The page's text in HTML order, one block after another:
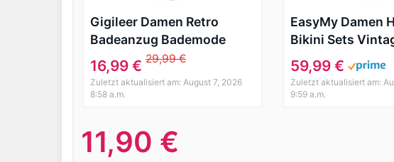
Gigileer Damen Retro
Badeanzug Bademode
Bikini Set hohe Teillen gelb
& gruen L
16,99 € 29,99 €
Zuletzt aktualisiert am: August 7, 2026
8:58 a.m.
EasyMy Damen
Bikini Sets
Bademode,
42-44Tag Size
59,99 €
Zuletzt aktualisiert am:
9:59 a.m.
11,90 €